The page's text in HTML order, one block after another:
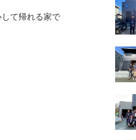
て帰れる家で